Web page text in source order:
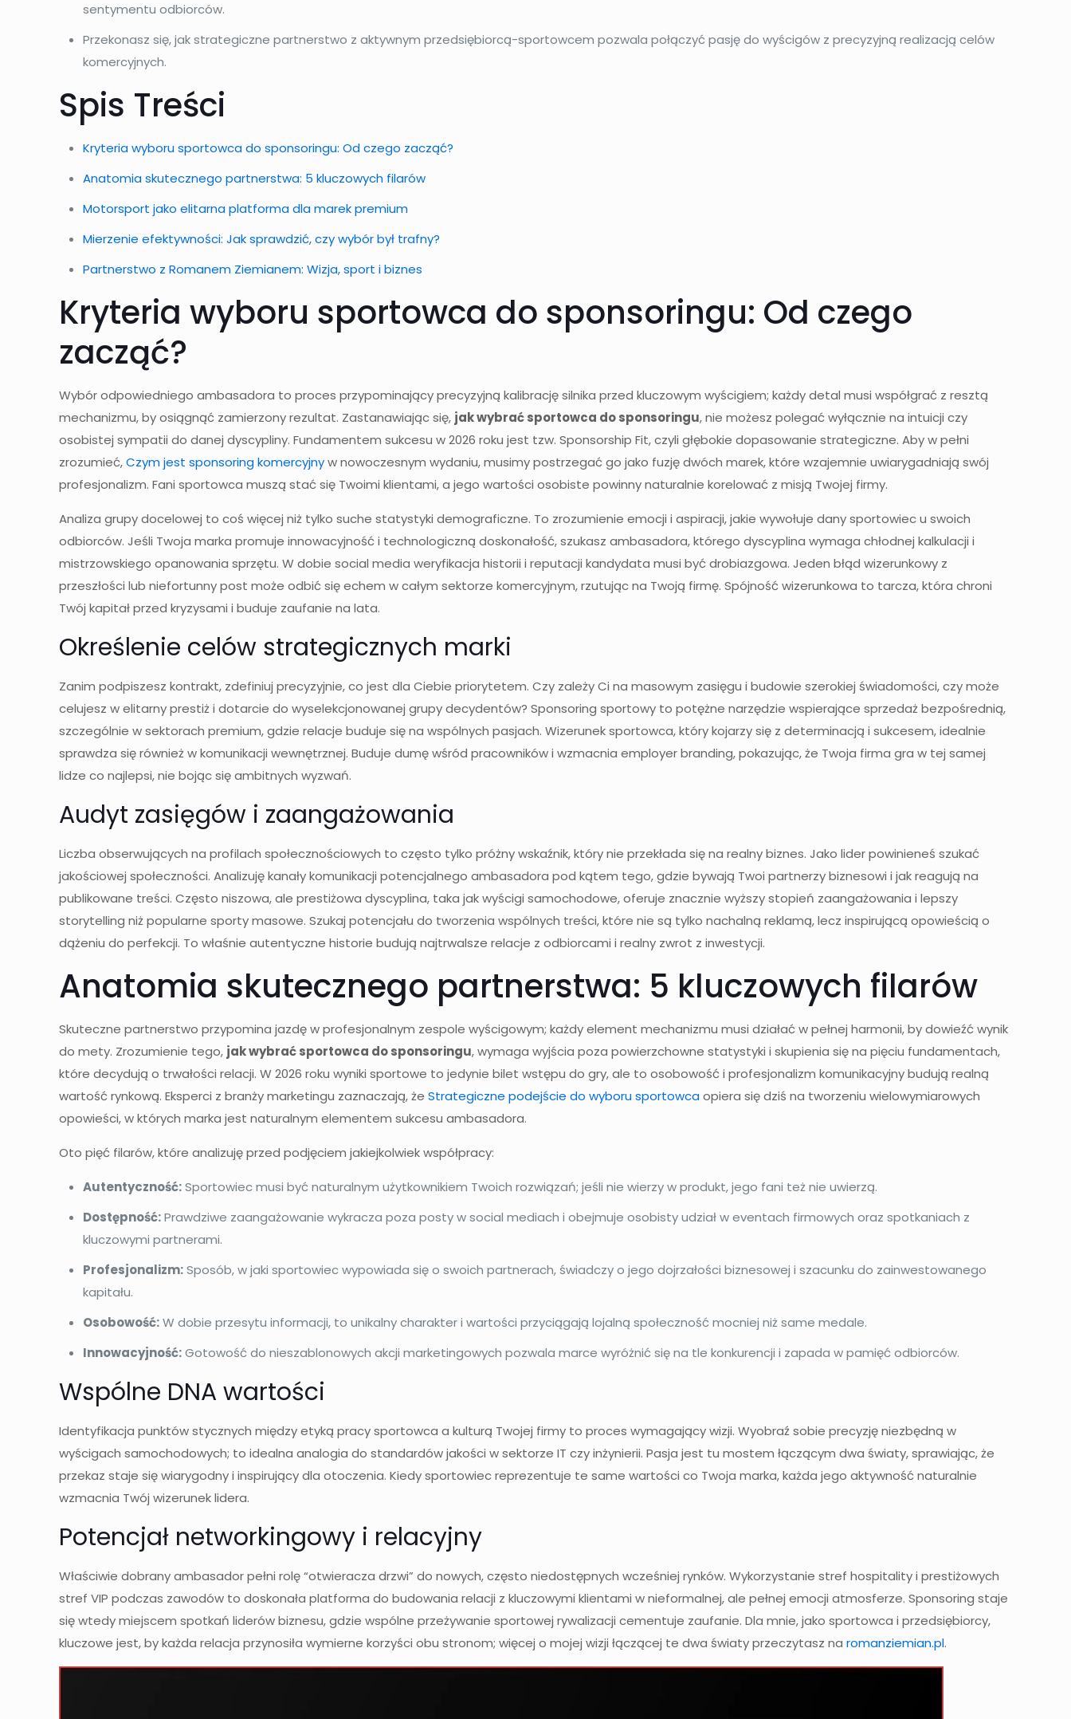
sentymentu odbiorców.
Przekonasz się, jak strategiczne partnerstwo z aktywnym przedsiębiorcą-sportowcem pozwala połączyć pasję do wyścigów z precyzyjną realizacją celów
komercyjnych.
Spis Treści
Kryteria wyboru sportowca do sponsoringu: Od czego zacząć?
Anatomia skutecznego partnerstwa: 5 kluczowych filarów
Motorsport jako elitarna platforma dla marek premium
Mierzenie efektywności: Jak sprawdzić, czy wybór był trafny?
Partnerstwo z Romanem Ziemianem: Wizja, sport i biznes
Kryteria wyboru sportowca do sponsoringu: Od czego
zacząć?
Wybór odpowiedniego ambasadora to proces przypominający precyzyjną kalibrację silnika przed kluczowym wyścigiem; każdy detal musi współgrać z resztą
mechanizmu, by osiągnąć zamierzony rezultat. Zastanawiając się, jak wybrać sportowca do sponsoringu, nie możesz polegać wyłącznie na intuicji czy
osobistej sympatii do danej dyscypliny. Fundamentem sukcesu w 2026 roku jest tzw. Sponsorship Fit, czyli głębokie dopasowanie strategiczne. Aby w pełni
zrozumieć,Czym jest sponsoring komercyjnyw nowoczesnym wydaniu, musimy postrzegać go jako fuzję dwóch marek, które wzajemnie uwiarygadniają swój
profesjonalizm. Fani sportowca muszą stać się Twoimi klientami, a jego wartości osobiste powinny naturalnie korelować z misją Twojej firmy.
Analiza grupy docelowej to coś więcej niż tylko suche statystyki demograficzne. To zrozumienie emocji i aspiracji, jakie wywołuje dany sportowiec u swoich
odbiorców. Jeśli Twoja marka promuje innowacyjność i technologiczną doskonałość, szukasz ambasadora, którego dyscyplina wymaga chłodnej kalkulacji i
mistrzowskiego opanowania sprzętu. W dobie social media weryfikacja historii i reputacji kandydata musi być drobiazgowa. Jeden błąd wizerunkowy z
przeszłości lub niefortunny post może odbić się echem w całym sektorze komercyjnym, rzutując na Twoją firmę. Spójność wizerunkowa to tarcza, która chroni
Twój kapitał przed kryzysami i buduje zaufanie na lata.
Określenie celów strategicznych marki
Zanim podpiszesz kontrakt, zdefiniuj precyzyjnie, co jest dla Ciebie priorytetem. Czy zależy Ci na masowym zasięgu i budowie szerokiej świadomości, czy może
celujesz w elitarny prestiż i dotarcie do wyselekcjonowanej grupy decydentów? Sponsoring sportowy to potężne narzędzie wspierające sprzedaż bezpośrednią,
szczególnie w sektorach premium, gdzie relacje buduje się na wspólnych pasjach. Wizerunek sportowca, który kojarzy się z determinacją i sukcesem, idealnie
sprawdza się również w komunikacji wewnętrznej. Buduje dumę wśród pracowników i wzmacnia employer branding, pokazując, że Twoja firma gra w tej samej
lidze co najlepsi, nie bojąc się ambitnych wyzwań.
Audyt zasięgów i zaangażowania
Liczba obserwujących na profilach społecznościowych to często tylko próżny wskaźnik, który nie przekłada się na realny biznes. Jako lider powinieneś szukać
jakościowej społeczności. Analizuję kanały komunikacji potencjalnego ambasadora pod kątem tego, gdzie bywają Twoi partnerzy biznesowi i jak reagują na
publikowane treści. Często niszowa, ale prestiżowa dyscyplina, taka jak wyścigi samochodowe, oferuje znacznie wyższy stopień zaangażowania i lepszy
storytelling niż popularne sporty masowe. Szukaj potencjału do tworzenia wspólnych treści, które nie są tylko nachalną reklamą, lecz inspirującą opowieścią o
dążeniu do perfekcji. To właśnie autentyczne historie budują najtrwalsze relacje z odbiorcami i realny zwrot z inwestycji.
Anatomia skutecznego partnerstwa: 5 kluczowych filarów
Skuteczne partnerstwo przypomina jazdę w profesjonalnym zespole wyścigowym; każdy element mechanizmu musi działać w pełnej harmonii, by dowieźć wynik
do mety. Zrozumienie tego, jak wybrać sportowca do sponsoringu, wymaga wyjścia poza powierzchowne statystyki i skupienia się na pięciu fundamentach,
które decydują o trwałości relacji. W 2026 roku wyniki sportowe to jedynie bilet wstępu do gry, ale to osobowość i profesjonalizm komunikacyjny budują realną
wartość rynkową. Eksperci z branży marketingu zaznaczają, żeStrategiczne podejście do wyboru sportowcaopiera się dziś na tworzeniu wielowymiarowych
opowieści, w których marka jest naturalnym elementem sukcesu ambasadora.
Oto pięć filarów, które analizuję przed podjęciem jakiejkolwiek współpracy:
Autentyczność:Sportowiec musi być naturalnym użytkownikiem Twoich rozwiązań; jeśli nie wierzy w produkt, jego fani też nie uwierzą.
Dostępność:Prawdziwe zaangażowanie wykracza poza posty w social mediach i obejmuje osobisty udział w eventach firmowych oraz spotkaniach z
kluczowymi partnerami.
Profesjonalizm:Sposób, w jaki sportowiec wypowiada się o swoich partnerach, świadczy o jego dojrzałości biznesowej i szacunku do zainwestowanego
kapitału.
Osobowość:W dobie przesytu informacji, to unikalny charakter i wartości przyciągają lojalną społeczność mocniej niż same medale.
Innowacyjność:Gotowość do nieszablonowych akcji marketingowych pozwala marce wyróżnić się na tle konkurencji i zapada w pamięć odbiorców.
Wspólne DNA wartości
Identyfikacja punktów stycznych między etyką pracy sportowca a kulturą Twojej firmy to proces wymagający wizji. Wyobraź sobie precyzję niezbędną w
wyścigach samochodowych; to idealna analogia do standardów jakości w sektorze IT czy inżynierii. Pasja jest tu mostem łączącym dwa światy, sprawiając, że
przekaz staje się wiarygodny i inspirujący dla otoczenia. Kiedy sportowiec reprezentuje te same wartości co Twoja marka, każda jego aktywność naturalnie
wzmacnia Twój wizerunek lidera.
Potencjał networkingowy i relacyjny
Właściwie dobrany ambasador pełni rolę “otwieracza drzwi” do nowych, często niedostępnych wcześniej rynków. Wykorzystanie stref hospitality i prestiżowych
stref VIP podczas zawodów to doskonała platforma do budowania relacji z kluczowymi klientami w nieformalnej, ale pełnej emocji atmosferze. Sponsoring staje
się wtedy miejscem spotkań liderów biznesu, gdzie wspólne przeżywanie sportowej rywalizacji cementuje zaufanie. Dla mnie, jako sportowca i przedsiębiorcy,
kluczowe jest, by każda relacja przynosiła wymierne korzyści obu stronom; więcej o mojej wizji łączącej te dwa światy przeczytasz naromanziemian.pl.